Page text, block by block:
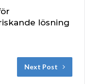
lösning
Next Post